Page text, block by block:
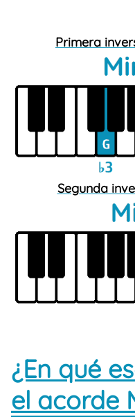
Primera
Segunda
¿En qué
el acorde